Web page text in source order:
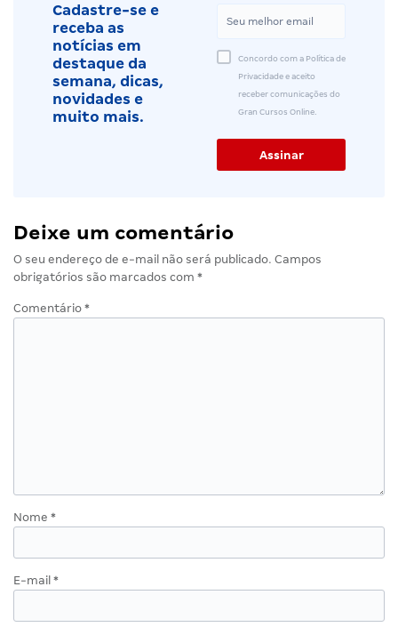
Cadastre-se e
receba as
notícias em
destaque da
semana, dicas,
novidades e
muito mais.
Concordo com a Política de
Privacidade e aceito
receber comunicações do
Gran Cursos Online.
Deixe um comentário
O seu endereço de e-mail não será publicado. Campos
obrigatórios são marcados com *
Comentário *
Nome *
E-mail *